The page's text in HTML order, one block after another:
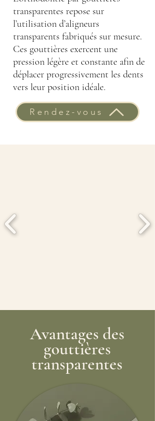
transparentes repose sur
l’utilisation d’aligneurs
transparents fabriqués sur mesure.
Ces gouttières exercent une
pression légère et constante afin de
déplacer progressivement les dents
vers leur position idéale.
Rendez-vous
Avantages des
gouttières
transparentes